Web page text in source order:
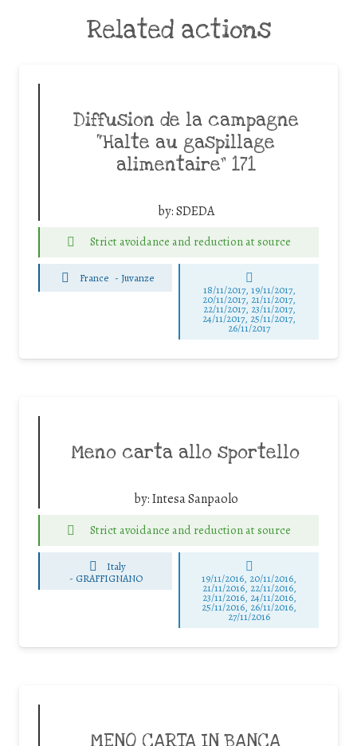
Related actions
Diffusion de la campagne
“Halte au gaspillage
alimentaire” 171
by:SDEDA
Strict avoidance and reduction at source
France - Juvanze
18/11/2017, 19/11/2017,
20/11/2017, 21/11/2017,
22/11/2017, 23/11/2017,
24/11/2017, 25/11/2017,
26/11/2017
Meno carta allo sportello
by:Intesa Sanpaolo
Strict avoidance and reduction at source
Italy
- GRAFFIGNANO 19/11/2016, 20/11/2016,
21/11/2016, 22/11/2016,
23/11/2016, 24/11/2016,
25/11/2016, 26/11/2016,
27/11/2016